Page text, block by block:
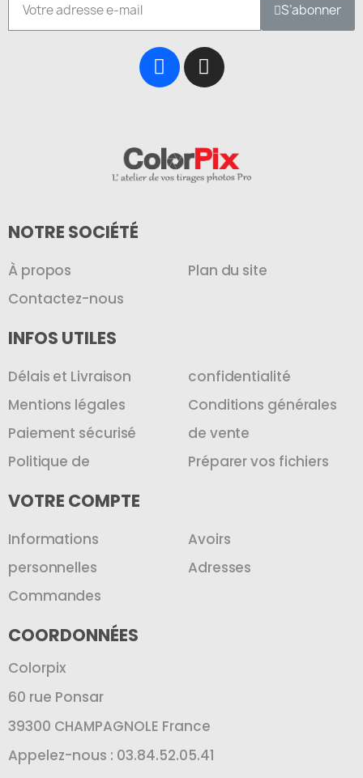
S’abonner
NOTRE SOCIÉTÉ
À propos
Contactez-nous
Plan du site
INFOS UTILES
Délais et Livraison
Mentions légales
Paiement sécurisé
Politique de
confidentialité
Conditions générales
de vente
Préparer vos fichiers
VOTRE COMPTE
Informations
personnelles
Commandes
Avoirs
Adresses
COORDONNÉES
Colorpix
60 rue Ponsar
39300 CHAMPAGNOLE France
Appelez-nous : 03.84.52.05.41